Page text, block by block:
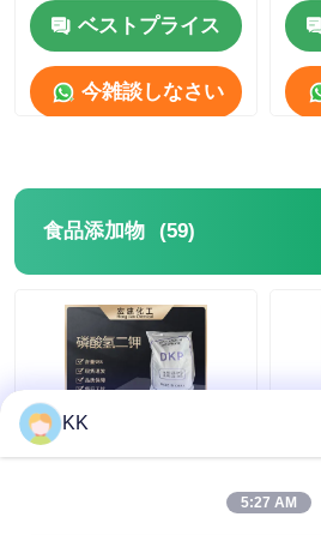
ベストプライス
今雑談しなさい
食品添加物 (59)
キ
KK
5:27 AM